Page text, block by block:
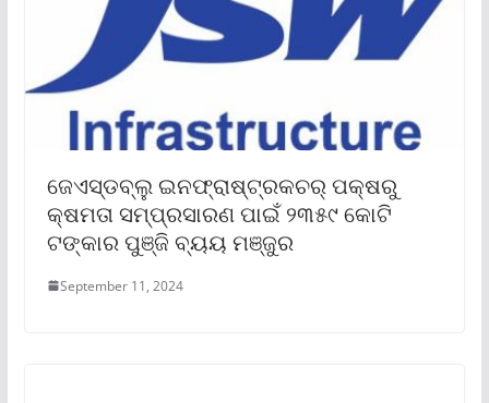
ଜେଏସ୍‌ଡବ୍ଲୁ ଇନଫ୍ରାଷ୍ଟ୍ରକଚର୍ ପକ୍ଷରୁ
କ୍ଷମତା ସମ୍ପ୍ରସାରଣ ପାଇଁ ୨୩୫୯ କୋଟି
ଟଙ୍କାର ପୁଞ୍ଜି ବ୍ୟୟ ମଞ୍ଜୁର
September 11, 2024